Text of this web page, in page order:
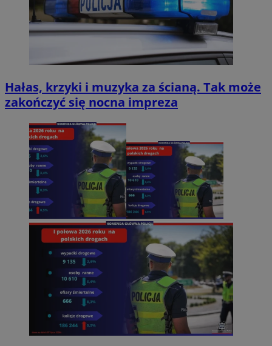
Hałas, krzyki i muzyka za ścianą. Tak może
zakończyć się nocna impreza